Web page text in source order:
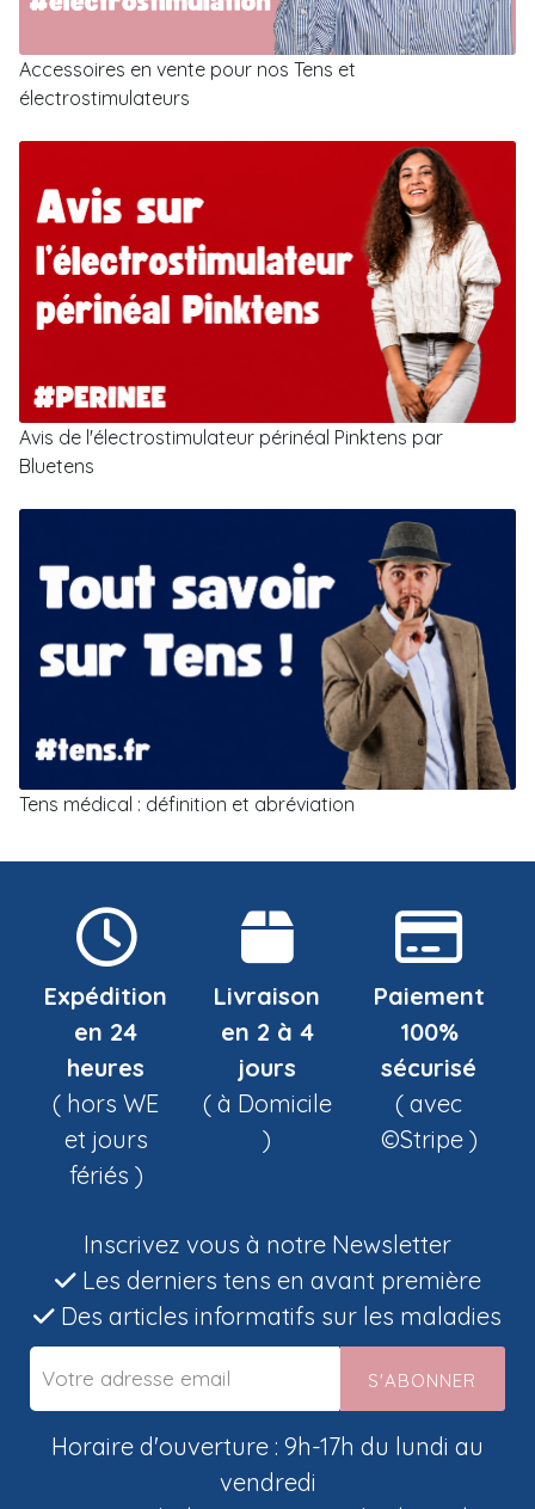
Accessoires en vente pour nos Tens et
électrostimulateurs
Avis de l'électrostimulateur périnéal Pinktens par
Bluetens
Tens médical : définition et abréviation
Expédition
en 24
heures
( hors WE
et jours
fériés )
Livraison
en 2 à 4
jours
( à Domicile
)
Paiement
100%
sécurisé
( avec
©Stripe )
Inscrivez vous à notre Newsletter
Les derniers tens en avant première
Des articles informatifs sur les maladies
S'ABONNER
Horaire d'ouverture : 9h-17h du lundi au
vendredi